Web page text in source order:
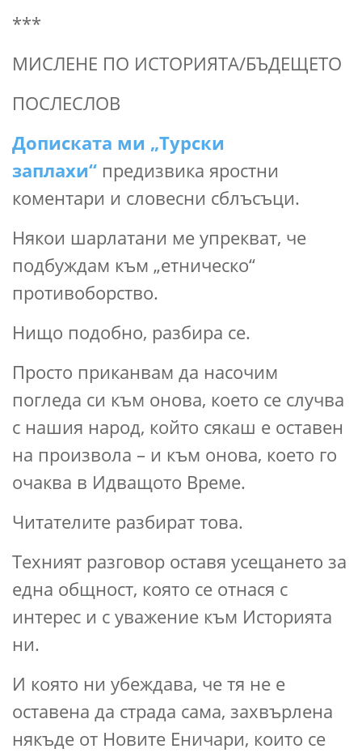
***
МИСЛЕНЕ ПО ИСТОРИЯТА/БЪДЕЩЕТО
ПОСЛЕСЛОВ
Дописката ми „Турски
заплахи“ предизвика яростни
коментари и словесни сблъсъци.
Някои шарлатани ме упрекват, че
подбуждам към „етническо“
противоборство.
Нищо подобно, разбира се.
Просто приканвам да насочим
погледа си към онова, което се случва
с нашия народ, който сякаш е оставен
на произвола – и към онова, което го
очаква в Идващото Време.
Читателите разбират това.
Техният разговор оставя усещането за
една общност, която се отнася с
интерес и с уважение към Историята
ни.
И която ни убеждава, че тя не е
оставена да страда сама, захвърлена
някъде от Новите Еничари, които се